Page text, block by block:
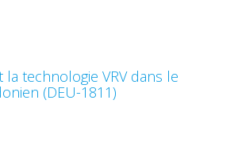
la technologie VRV dans le
(DEU-1811)